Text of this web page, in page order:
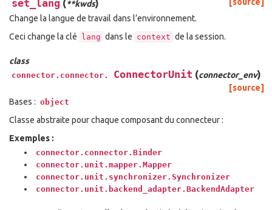
set_lang (**kwds)
Change la langue de travail dans l’environnement.
Ceci change la clé
lang dans le context de la session.
class
connector.connector. ConnectorUnit (connector_env)
[source]
Bases : object
Classe abstraite pour chaque composant du connecteur :
Exemples :
connector.connector.Binder
connector.unit.mapper.Mapper
connector.unit.synchronizer.Synchronizer
connector.unit.backend_adapter.BackendAdapter